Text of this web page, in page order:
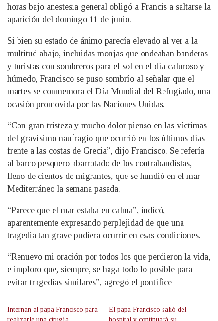
horas bajo anestesia general obligó a Francis a saltarse la
aparición del domingo 11 de junio.
Si bien su estado de ánimo parecía elevado al ver a la
multitud abajo, incluidas monjas que ondeaban banderas
y turistas con sombreros para el sol en el día caluroso y
húmedo, Francisco se puso sombrío al señalar que el
martes se conmemora el Día Mundial del Refugiado, una
ocasión promovida por las Naciones Unidas.
“Con gran tristeza y mucho dolor pienso en las víctimas
del gravísimo naufragio que ocurrió en los últimos días
frente a las costas de Grecia”, dijo Francisco. Se refería
al barco pesquero abarrotado de los contrabandistas,
lleno de cientos de migrantes, que se hundió en el mar
Mediterráneo la semana pasada.
“Parece que el mar estaba en calma”, indicó,
aparentemente expresando perplejidad de que una
tragedia tan grave pudiera ocurrir en esas condiciones.
“Renuevo mi oración por todos los que perdieron la vida,
e imploro que, siempre, se haga todo lo posible para
evitar tragedias similares”, agregó el pontífice
Internan al papa Francisco para
realizarle una cirugía
El papa Francisco salió del
hospital y continuará su